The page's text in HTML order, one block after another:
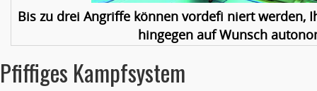
Bis zu drei Angriffe können vordefi niert werden,
hingegen auf Wunsch
Pfiffiges Kampfsystem